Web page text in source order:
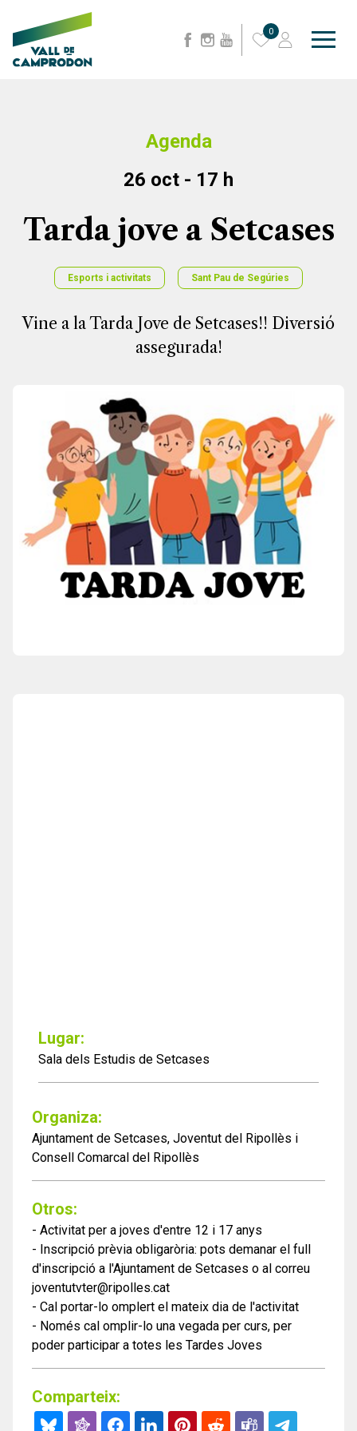
0
Agenda
26 oct - 17 h
Tarda jove a Setcases
Esports i activitats Sant Pau de Segúries
Vine a la Tarda Jove de Setcases!! Diversió
assegurada!
Lugar:
Sala dels Estudis de Setcases
Organiza:
Ajuntament de Setcases, Joventut del Ripollès i
Consell Comarcal del Ripollès
Otros:
- Activitat per a joves d'entre 12 i 17 anys
- Inscripció prèvia obligaròria: pots demanar el full
d'inscripció a l'Ajuntament de Setcases o al correu
joventutvter@ripolles.cat
- Cal portar-lo omplert el mateix dia de l'activitat
- Només cal omplir-lo una vegada per curs, per
poder participar a totes les Tardes Joves
Comparteix: